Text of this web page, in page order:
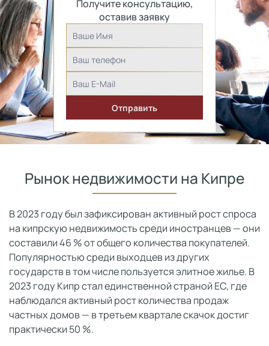
Получите консультацию,
оставив заявку
Рынок недвижимости на Кипре
В 2023 году был зафиксирован активный рост спроса
на кипрскую недвижимость среди иностранцев — они
составили 46 % от общего количества покупателей.
Популярностью среди выходцев из других
государств в том числе пользуется элитное жилье. В
2023 году Кипр стал единственной страной ЕС, где
наблюдался активный рост количества продаж
частных домов — в третьем квартале скачок достиг
практически 50 %.